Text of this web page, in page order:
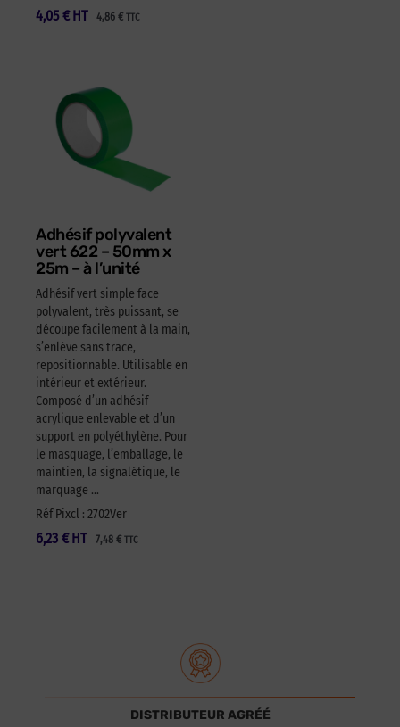
4,05 € 4,86 € TTC
HT
Adhésif polyvalent
vert 622 – 50mm x
25m – à l’unité
Adhésif vert simple face
polyvalent, très puissant, se
découpe facilement à la main,
s’enlève sans trace,
repositionnable. Utilisable en
intérieur et extérieur.
Composé d’un adhésif
acrylique enlevable et d’un
support en polyéthylène. Pour
le masquage, l’emballage, le
maintien, la signalétique, le
marquage …
Réf Pixcl : 2702Ver
6,23 € 7,48 € TTC
HT
DISTRIBUTEUR AGRÉÉ